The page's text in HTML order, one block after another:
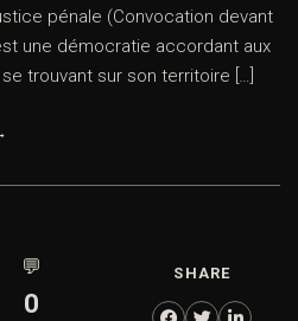
pénale (Convocation devant
une démocratie accordant aux
trouvant sur son territoire […]
💬
0
SHARE